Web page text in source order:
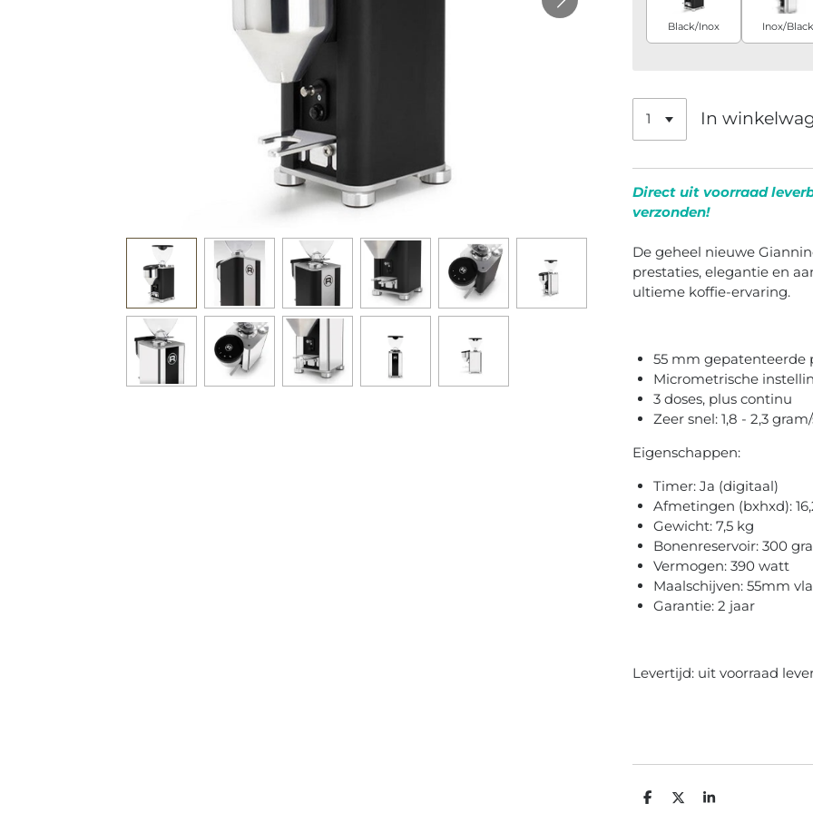
Black/Inox Inox/
In
Direct uit voorraad
verzonden!
De geheel nieuwe
prestaties, elegantie en
ultieme koffie-ervaring.
55 mm gepatenteerde
Micrometrische
3 doses, plus continu
Zeer snel: 1,8 - 2,3
Eigenschappen:
Timer: Ja (digitaal)
Afmetingen (bxhxd):
Gewicht: 7,5 kg
Bonenreservoir: 300
Vermogen: 390 watt
Maalschijven: 55mm
Garantie: 2 jaar
Levertijd: uit voorraad
D
D
S